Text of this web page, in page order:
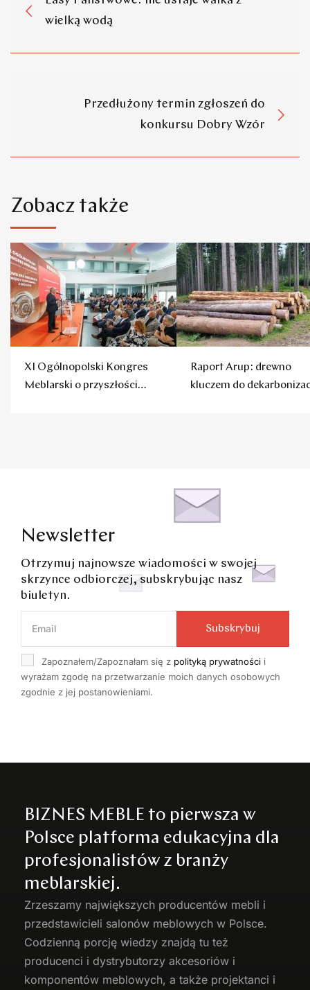
wielką wodą
Przedłużony termin zgłoszeń do
konkursu Dobry Wzór
Zobacz także
XI Ogólnopolski Kongres
Meblarski o przyszłości
Raport Arup: drewno
kluczem do
Newsletter
Otrzymuj najnowsze wiadomości w swojej
skrzynce odbiorczej, subskrybując nasz
biuletyn.
Zapoznałem/Zapoznałam się z polityką prywatności i
wyrażam zgodę na przetwarzanie moich danych osobowych
zgodnie z jej postanowieniami.
Subskrybuj
BIZNES MEBLE to pierwsza w
Polsce platforma edukacyjna dla
profesjonalistów z branży
meblarskiej.
Zrzeszamy największych producentów mebli i
przedstawicieli salonów meblowych w Polsce.
Codzienną porcję wiedzy znajdą tu też
producenci i dystrybutorzy akcesoriów i
komponentów meblowych, a także projektanci i